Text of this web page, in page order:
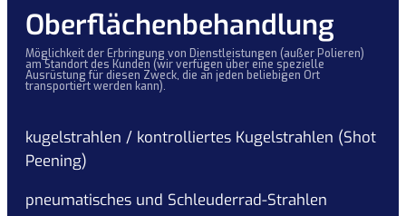
Oberflächenbehandlung
Möglichkeit der Erbringung von Dienstleistungen (außer Polieren)
am Standort des Kunden (wir verfügen über eine spezielle
Ausrüstung für diesen Zweck, die an jeden beliebigen Ort
transportiert werden kann).
kugelstrahlen / kontrolliertes Kugelstrahlen (Shot
Peening)
pneumatisches und Schleuderrad-Strahlen